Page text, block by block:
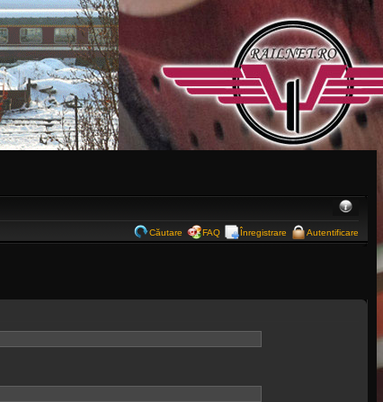
Căutare FAQ Înregistrare Autentificare